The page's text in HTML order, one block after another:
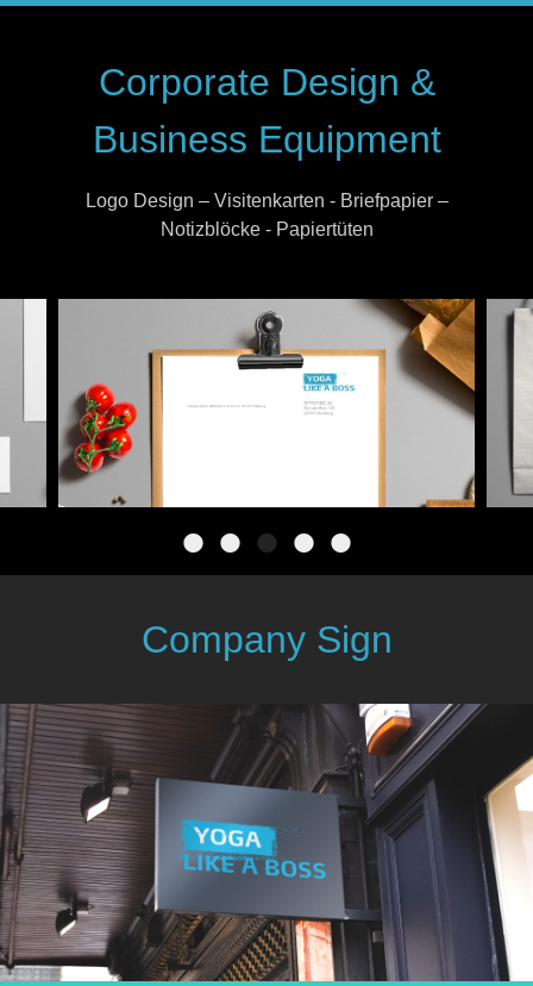
Corporate Design &
Business Equipment
Logo Design – Visitenkarten - Briefpapier –
Notizblöcke - Papiertüten
• • • • •
Company Sign